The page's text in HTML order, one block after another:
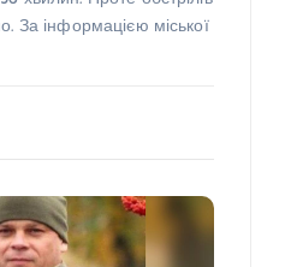
За інформацією міської